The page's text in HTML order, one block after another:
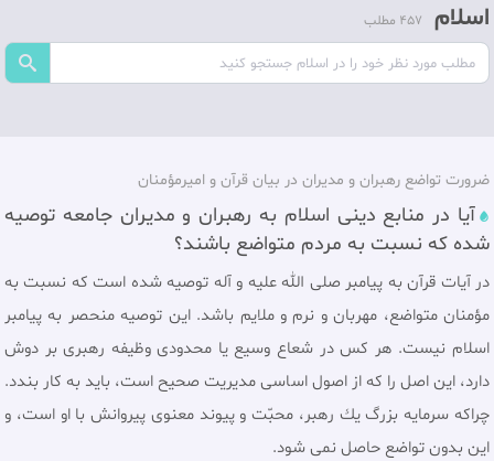
اسلام
ضرورت تواضع رهبران و مديران در بيان قرآن و اميرمؤمنان
آيا در منابع دينی اسلام به رهبران و مديران جامعه توصيه
شده که نسبت به مردم متواضع باشند؟
در آيات قرآن به پيامبر صلی الله عليه و آله توصيه شده است كه نسبت به
مؤمنان متواضع، مهربان و نرم و ملايم باشد. اين توصيه منحصر به پيامبر
اسلام نيست. هر كس در شعاع وسيع يا محدودى وظيفه رهبرى بر دوش
دارد، اين اصل را كه از اصول اساسى مديريت صحيح است، بايد به كار بندد.
چراكه سرمايه بزرگ يك رهبر، محبّت و پيوند معنوى پيروانش با او است، و
اين بدون تواضع حاصل نمى شود.